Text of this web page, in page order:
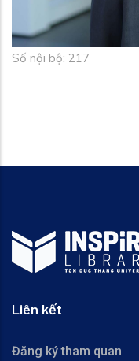
Số nội bộ: 217
Liên kết
Đăng ký tham quan